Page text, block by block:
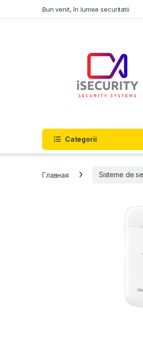
Bun venit, în lumea securitatii
Categorii
Главная Sisteme de